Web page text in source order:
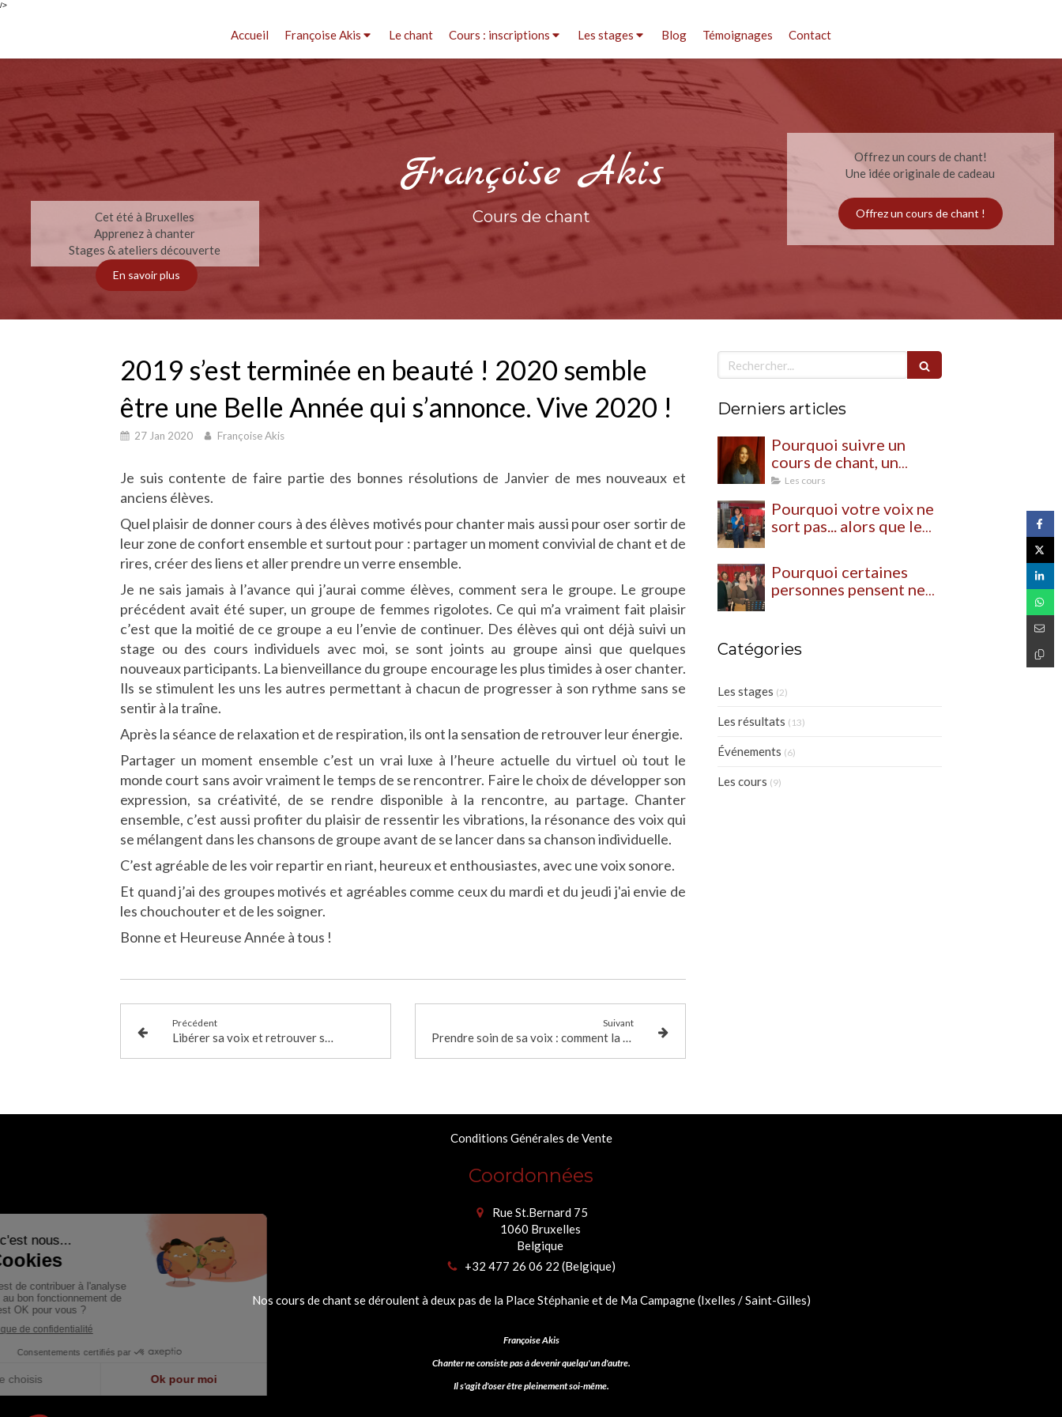
/>
Accueil Françoise Akis Le chant Cours : inscriptions Les stages Blog Témoignages Contact
Françoise Akis
Offrez un cours de chant!
Une idée originale de cadeau
Offrez un cours de chant !
Cet été à Bruxelles
Apprenez à chanter
Stages & ateliers découverte
Cours de chant
En savoir plus
2019 s’est terminée en beauté ! 2020 semble
être une Belle Année qui s’annonce. Vive 2020 !
27 Jan 2020 Françoise Akis
Je suis contente de faire partie des bonnes résolutions de Janvier de mes nouveaux et
anciens élèves.
Quel plaisir de donner cours à des élèves motivés pour chanter mais aussi pour oser sortir de
leur zone de confort ensemble et surtout pour : partager un moment convivial de chant et de
rires, créer des liens et aller prendre un verre ensemble.
Je ne sais jamais à l’avance qui j’aurai comme élèves, comment sera le groupe. Le groupe
précédent avait été super, un groupe de femmes rigolotes. Ce qui m’a vraiment fait plaisir
c’est que la moitié de ce groupe a eu l’envie de continuer. Des élèves qui ont déjà suivi un
stage ou des cours individuels avec moi, se sont joints au groupe ainsi que quelques
nouveaux participants. La bienveillance du groupe encourage les plus timides à oser chanter.
Ils se stimulent les uns les autres permettant à chacun de progresser à son rythme sans se
sentir à la traîne.
Après la séance de relaxation et de respiration, ils ont la sensation de retrouver leur énergie.
Partager un moment ensemble c’est un vrai luxe à l’heure actuelle du virtuel où tout le
monde court sans avoir vraiment le temps de se rencontrer. Faire le choix de développer son
expression, sa créativité, de se rendre disponible à la rencontre, au partage. Chanter
ensemble, c’est aussi profiter du plaisir de ressentir les vibrations, la résonance des voix qui
se mélangent dans les chansons de groupe avant de se lancer dans sa chanson individuelle.
C’est agréable de les voir repartir en riant, heureux et enthousiastes, avec une voix sonore.
Et quand j’ai des groupes motivés et agréables comme ceux du mardi et du jeudi j'ai envie de
les chouchouter et de les soigner.
Bonne et Heureuse Année à tous !
Précédent
Libérer sa voix et retrouver son énergie
Suivant
Prendre soin de sa voix : comment la protéger, la préserver et la garder en bonne santé
Rechercher
Derniers articles
Pourquoi suivre un
cours de chant, un
coaching individuel ou
Les cours
Pourquoi votre voix ne
sort pas... alors que le
Pourquoi certaines
personnes pensent ne
simplement jamais
appris à s’en servir
Catégories
Les stages (2)
Les résultats (13)
Événements (6)
Les cours (9)
Conditions Générales de Vente
Coordonnées
Rue St.Bernard 75
1060 Bruxelles
Belgique
+32 477 26 06 22 (Belgique)
Nos cours de chant se déroulent à deux pas de la Place Stéphanie et de Ma Campagne (Ixelles / Saint-Gilles)
Françoise Akis
Chanter ne consiste pas à devenir quelqu'un d'autre.
Il s'agit d'oser être pleinement soi-même.